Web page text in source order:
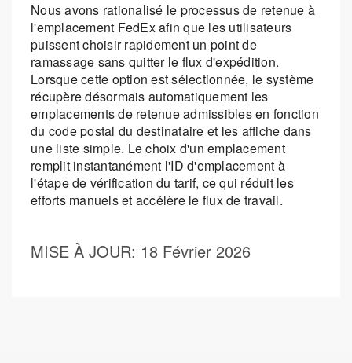
Nous avons rationalisé le processus de retenue à
l'emplacement FedEx afin que les utilisateurs
puissent choisir rapidement un point de
ramassage sans quitter le flux d'expédition.
Lorsque cette option est sélectionnée, le système
récupère désormais automatiquement les
emplacements de retenue admissibles en fonction
du code postal du destinataire et les affiche dans
une liste simple. Le choix d'un emplacement
remplit instantanément l'ID d'emplacement à
l'étape de vérification du tarif, ce qui réduit les
efforts manuels et accélère le flux de travail.
MISE À JOUR: 18 Février 2026